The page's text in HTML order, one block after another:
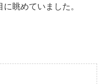
眺めていました。